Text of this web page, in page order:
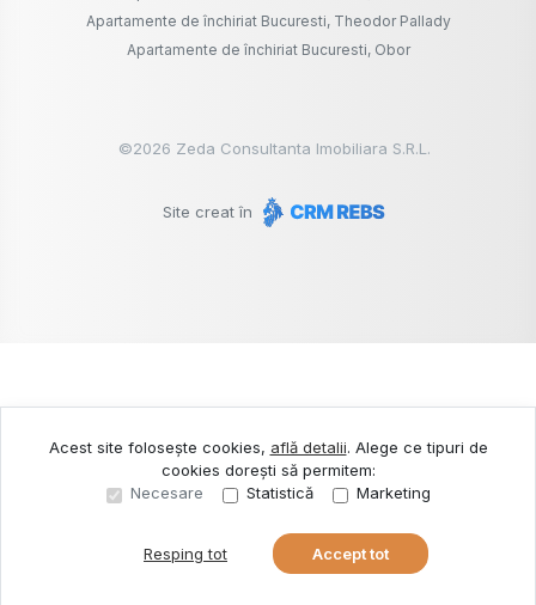
Apartamente de închiriat Bucuresti, Theodor Pallady
Apartamente de închiriat Bucuresti, Obor
©2026 Zeda Consultanta Imobiliara S.R.L.
Site creat în
Acest site folosește cookies, află detalii. Alege ce tipuri de
cookies dorești să permitem:
Necesare
Statistică Marketing
Resping tot Accept tot